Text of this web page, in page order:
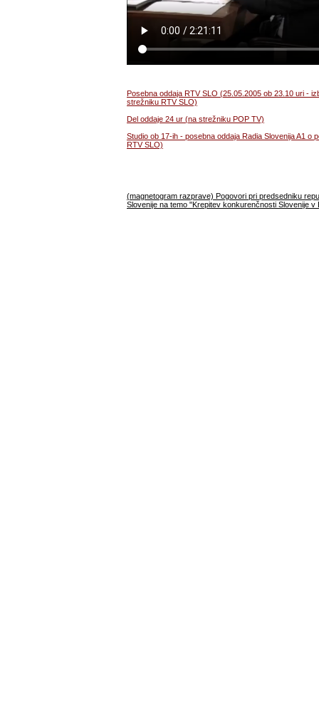
Posebna oddaja RTV SLO (25.05.2005 ob 23.10 uri -
strežniku RTV SLO)
Del oddaje 24 ur (na strežniku POP TV)
Studio ob 17-ih - posebna oddaja Radia Slovenija A1 o
RTV SLO)
(magnetogram razprave) Pogovori pri predsedniku
Slovenije na temo "Krepitev konkurenčnosti Slovenije v